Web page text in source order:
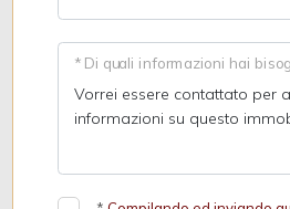
* Di quali informazioni hai